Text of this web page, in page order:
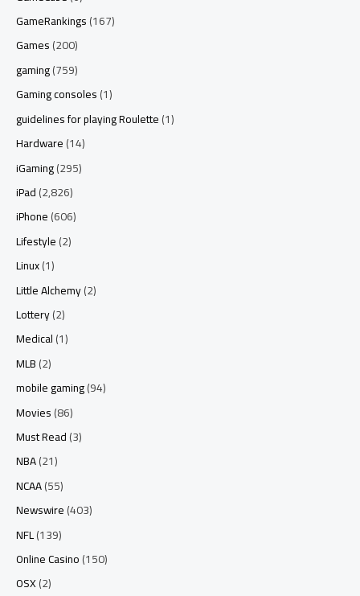
GameRankings(167)
Games(200)
gaming(759)
Gaming consoles(1)
guidelines for playing Roulette(1)
Hardware(14)
iGaming(295)
iPad(2,826)
iPhone(606)
Lifestyle(2)
Linux(1)
Little Alchemy(2)
Lottery(2)
Medical(1)
MLB(2)
mobile gaming(94)
Movies(86)
Must Read(3)
NBA(21)
NCAA(55)
Newswire(403)
NFL(139)
Online Casino(150)
OSX(2)